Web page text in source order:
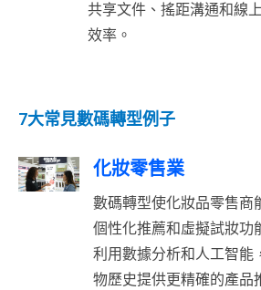
共享文件、搖距溝通和線
效率。
7大常見數碼轉型例子
化妝零售業
數碼轉型使化妝品零售商
個性化推薦和虛擬試妝功
利用數據分析和人工智能
物歷史提供更精確的產品